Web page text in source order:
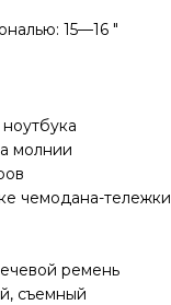
15—16 "
молнии
чемодана-тележки
ремень
съемный